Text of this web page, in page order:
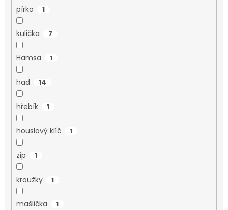
pírko 1
kulička 7
Hamsa 1
had 14
hřebík 1
houslový klíč 1
zip 1
kroužky 1
mašlička 1